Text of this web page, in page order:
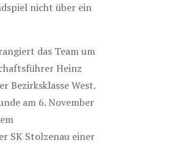
nicht über ein
das Team um
Heinz
Bezirksklasse West.
am 6. November
SK Stolzenau einer